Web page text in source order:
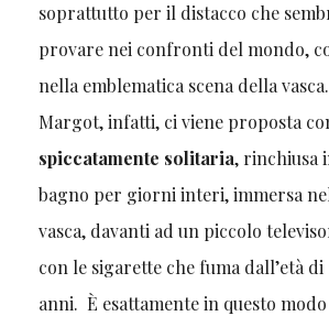
soprattutto per il distacco che
provare nei confronti del mondo,
nella emblematica scena della vasca.
Margot, infatti, ci viene proposta
spiccatamente solitaria, rinchiusa
bagno per giorni interi, immersa
vasca, davanti ad un piccolo
con le sigarette che fuma dall’età di
anni. È esattamente in questo